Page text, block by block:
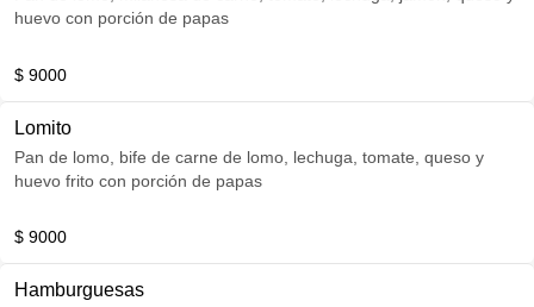
huevo con porción de papas
$ 9000
Lomito
Pan de lomo, bife de carne de lomo, lechuga, tomate, queso y
huevo frito con porción de papas
$ 9000
Hamburguesas